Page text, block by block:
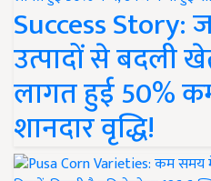
Success
उत्पादों से बदली
लागत हुई 50%
शानदार वृद्धि!